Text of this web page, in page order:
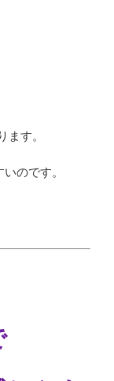
ます。
のです。